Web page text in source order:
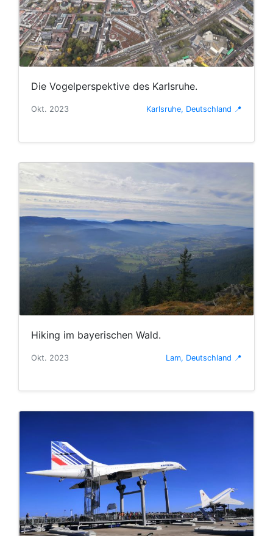
Die Vogelperspektive des Karlsruhe.
Okt. 2023 Karlsruhe, Deutschland 📍
Hiking im bayerischen Wald.
Okt. 2023 Lam, Deutschland 📍